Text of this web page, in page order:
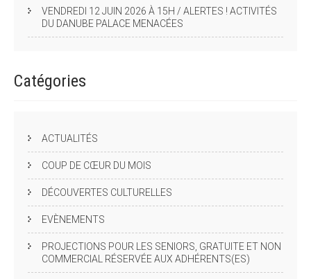
VENDREDI 12 JUIN 2026 À 15H / ALERTES ! ACTIVITÉS
DU DANUBE PALACE MENACÉES
Catégories
ACTUALITÉS
COUP DE CŒUR DU MOIS
DÉCOUVERTES CULTURELLES
EVÈNEMENTS
PROJECTIONS POUR LES SENIORS, GRATUITE ET NON
COMMERCIAL RÉSERVÉE AUX ADHÉRENTS(ES)